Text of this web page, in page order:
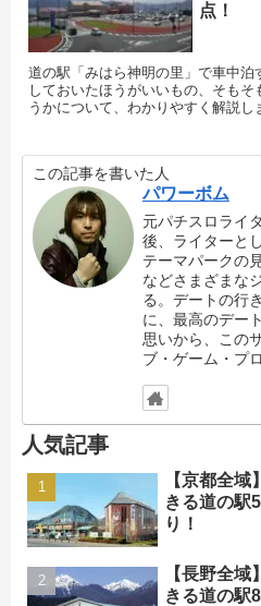
点！
道の駅「みはら神明の里」で車中
しておいたほうがいいもの、そも
うかについて、わかりやすく解説し
この記事を書いた人
パワーボム
元パチスロライ
後、ライターと
テーマパークの
などさまざまな
る。デートの行
に、最高のデー
思いから、この
ブ・ゲーム・プ
人気記事
【京都全
きる道の駅
り！
【長野全
きる道の駅